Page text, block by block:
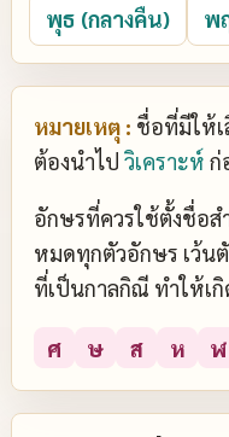
พุธ (กลางคืน)
พ
หมายเหตุ : ชื่อที่มีให้
ต้องนำไป วิเคราะห์ ก่
อักษรที่ควรใช้ตั้งชื่อ
หมดทุกตัวอักษร เว้น
ที่เป็นกาลกิณี ทำให้เ
ศ ษ ส ห ฬ